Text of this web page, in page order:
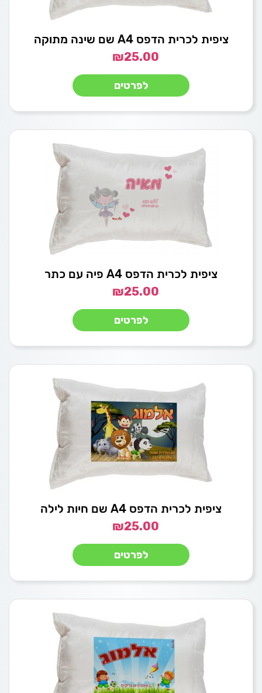
ציפית לכרית הדפס A4 שם שינה מתוקה
₪25.00
לפרטים
ציפית לכרית הדפס A4 פיה עם כתר
₪25.00
לפרטים
ציפית לכרית הדפס A4 שם חיות לילה
₪25.00
לפרטים